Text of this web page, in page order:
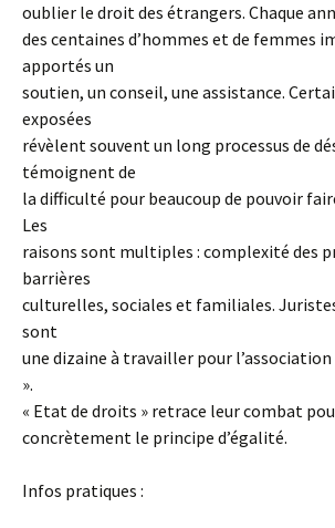
oublier le droit des étrangers. Chaque
des centaines d’hommes et de femmes
apportés un
soutien, un conseil, une assistance.
exposées
révèlent souvent un long processus de
témoignent de
la difficulté pour beaucoup de pouvoir
Les
raisons sont multiples : complexité des
barrières
culturelles, sociales et familiales.
sont
une dizaine à travailler pour l’association
».
« Etat de droits » retrace leur combat
concrètement le principe d’égalité.
Infos pratiques :